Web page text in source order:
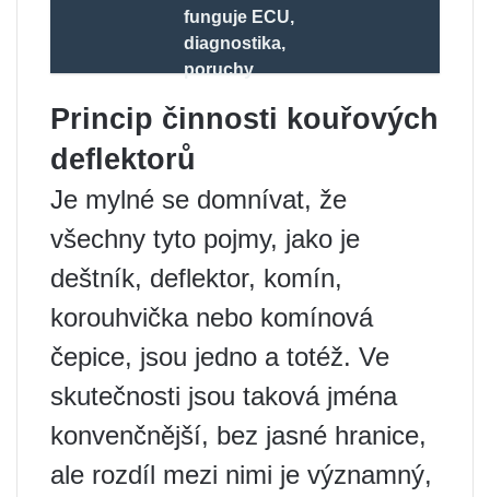
funguje ECU,
diagnostika,
poruchy
Princip činnosti kouřových
deflektorů
Je mylné se domnívat, že
všechny tyto pojmy, jako je
deštník, deflektor, komín,
korouhvička nebo komínová
čepice, jsou jedno a totéž. Ve
skutečnosti jsou taková jména
konvenčnější, bez jasné hranice,
ale rozdíl mezi nimi je významný,